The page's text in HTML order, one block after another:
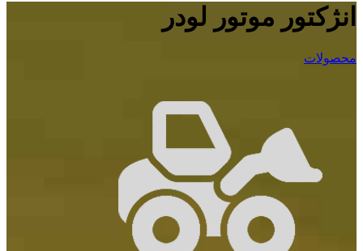
انژکتور موتور لودر
محصولات